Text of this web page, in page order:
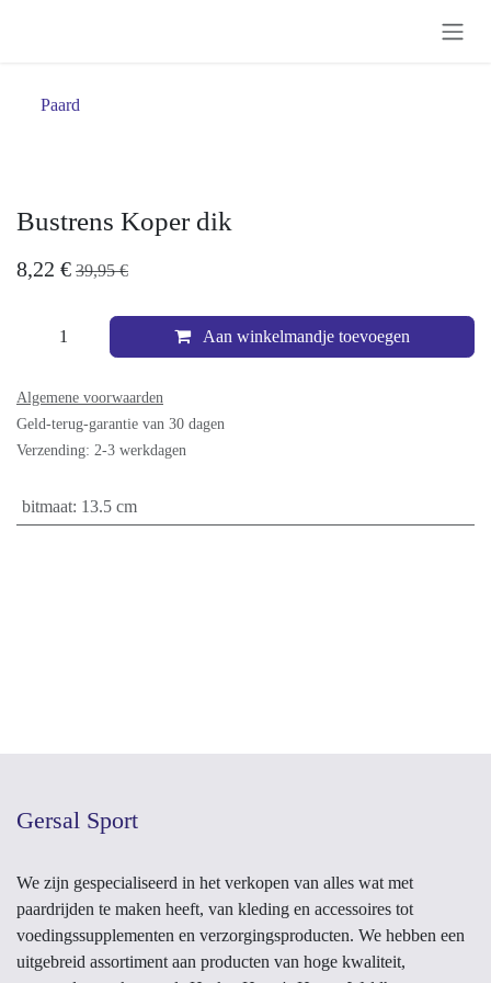
Paard
Bustrens Koper dik
8,22 € 39,95€
Aan winkelmandje toevoegen
Algemene voorwaarden
Geld-terug-garantie van 30 dagen
Verzending: 2-3 werkdagen
bitmaat: 13.5 cm
Gersal Sport
We zijn gespecialiseerd in het verkopen van alles wat met
paardrijden te maken heeft, van kleding en accessoires tot
voedingssupplementen en verzorgingsproducten. We hebben een
uitgebreid assortiment aan producten van hoge kwaliteit,